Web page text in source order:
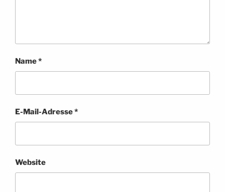
Name*
E-Mail-Adresse*
Website